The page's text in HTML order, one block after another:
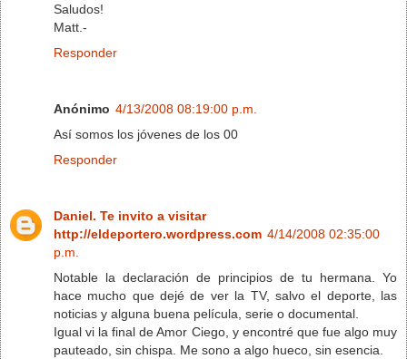
Saludos!
Matt.-
Responder
Anónimo 4/13/2008 08:19:00 p.m.
Así somos los jóvenes de los 00
Responder
Daniel. Te invito a visitar
http://eldeportero.wordpress.com 4/14/2008 02:35:00
p.m.
Notable la declaración de principios de tu hermana. Yo
hace mucho que dejé de ver la TV, salvo el deporte, las
noticias y alguna buena película, serie o documental.
Igual vi la final de Amor Ciego, y encontré que fue algo muy
pauteado, sin chispa. Me sono a algo hueco, sin esencia.